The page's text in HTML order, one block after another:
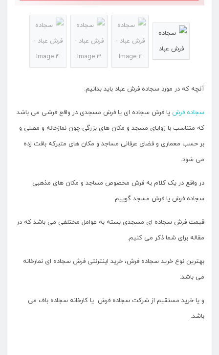
آنچه که در مورد سجاده فرش عباد باید بدانیم:
سجاده فرش یا فرش سجاده ای یا فرش مسجدی در واقع فرشی می باشد
که متناسب با زوایای مسجد و مکان های بزرگی چون نمازخانه و مصلی و
بر حسب معماری و فضای عرفانی مساجد و مکان های متبرکه بافت زده
می شود.
در واقع در یک کلام به فرش مخصوص مساجد و مکان های مذهبی
سجاده فرش یا فرش مسجد گوییم.
قیمت فرش سجاده ای مسجدی بسته به عوامل مختلفی می باشد که در
مقاله برای شما ذکر می کنیم.
بهترین نوع خرید سجاده فرش، خرید اینترنتی فرش سجاده ای نمارخانه
می باشد.
و یا خرید مستقیم از شرکت سجاده فرش یا کارخانه سجاده باف می
باشد.